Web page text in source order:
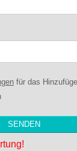
für das